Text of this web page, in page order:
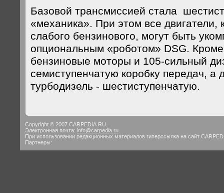
Базовой трансмиссией стала
«механика». При этом все двигатели,
слабого бензинового, могут быть
опциональным «роботом» DSG. Кроме
бензиновые моторы и 105-сильный
семиступенчатую коробку передач, а
турбодизель - шестиступенчатую.
Copyright © 2007 CARPEDIA.RU
Электронная почта: info@carpedia.ru
При использовании редакционных материалов гиперссылка на сайт
Партнеры: